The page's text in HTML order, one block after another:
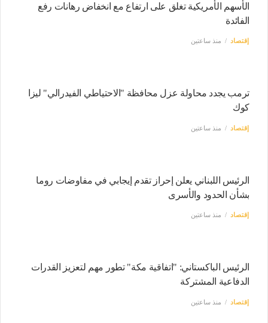
الأسهم الأمريكية تغلق على ارتفاع مع انخفاض رهانات رفع
الفائدة
إقتصاد منذ ساعتين
ترمب يجدد محاولة عزل محافظة "الاحتياطي الفيدرالي" ليزا
كوك
إقتصاد منذ ساعتين
الرئيس اللبناني يعلن إحراز تقدم إيجابي في مفاوضات روما
بشأن الحدود والأسرى
إقتصاد منذ ساعتين
الرئيس الباكستاني: "اتفاقية مكة" تطور مهم لتعزيز القدرات
الدفاعية المشتركة
إقتصاد منذ ساعتين